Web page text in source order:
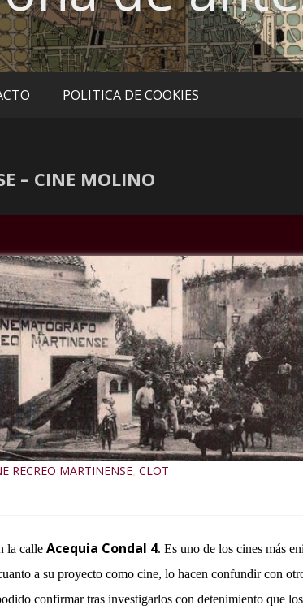
POLITICA DE COOKIES
– CINE MOLINO
RECREO MARTINENSE CLOT
la calle Acequia Condal 4. Es uno de los cines más
a su proyecto como cine, lo hacen confundir con
confirmar tras investigarlos con detenimiento que